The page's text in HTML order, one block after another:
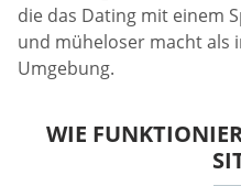
die das Dating mit einem
und müheloser macht als
Umgebung.
WIE